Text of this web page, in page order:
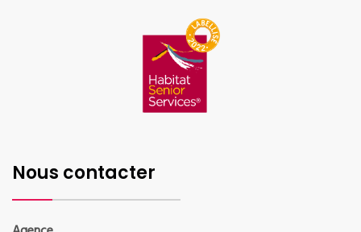
Nous contacter